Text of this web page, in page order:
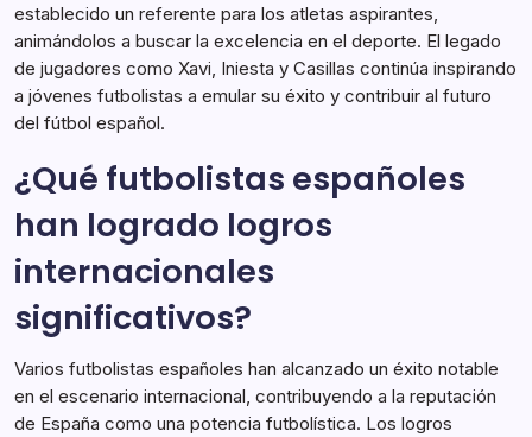
establecido un referente para los atletas aspirantes,
animándolos a buscar la excelencia en el deporte. El legado
de jugadores como Xavi, Iniesta y Casillas continúa inspirando
a jóvenes futbolistas a emular su éxito y contribuir al futuro
del fútbol español.
¿Qué futbolistas españoles
han logrado logros
internacionales
significativos?
Varios futbolistas españoles han alcanzado un éxito notable
en el escenario internacional, contribuyendo a la reputación
de España como una potencia futbolística. Los logros